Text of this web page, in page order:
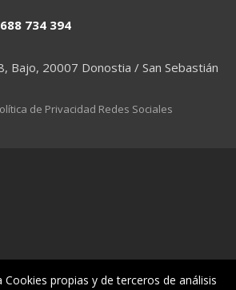
734 394
Bajo, 20007 Donostia / San Sebastián
de Privacidad Redes Sociales
Cookies propias y de terceros de análisis